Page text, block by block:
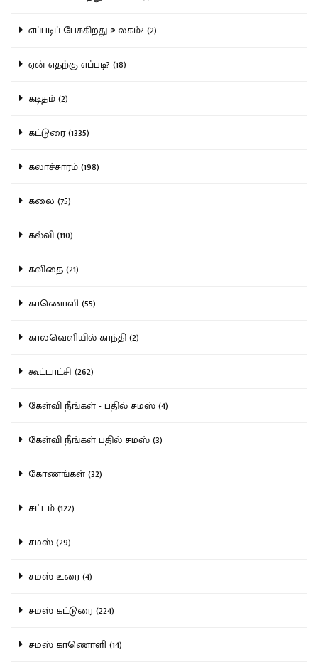
எப்படிப் பேசுகிறது உலகம்? (2)
ஏன் எதற்கு எப்படி? (18)
கடிதம் (2)
கட்டுரை (1335)
கலாச்சாரம் (198)
கலை (75)
கல்வி (110)
கவிதை (21)
காணொளி (55)
காலவெளியில் காந்தி (2)
கூட்டாட்சி (262)
கேள்வி நீங்கள் - பதில் சமஸ் (4)
கேள்வி நீங்கள் பதில் சமஸ் (3)
கோணங்கள் (32)
சட்டம் (122)
சமஸ் (29)
சமஸ் உரை (4)
சமஸ் கட்டுரை (224)
சமஸ் காணொளி (14)